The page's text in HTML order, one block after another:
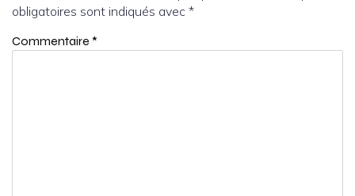
obligatoires sont indiqués avec *
Commentaire *